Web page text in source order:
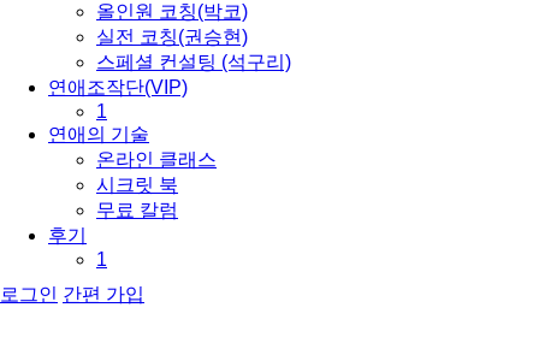
올인원 코칭(박코)
실전 코칭(권승현)
스페셜 컨설팅 (석구리)
연애조작단(VIP)
1
연애의 기술
온라인 클래스
시크릿 북
무료 칼럼
후기
1
로그인 간편 가입